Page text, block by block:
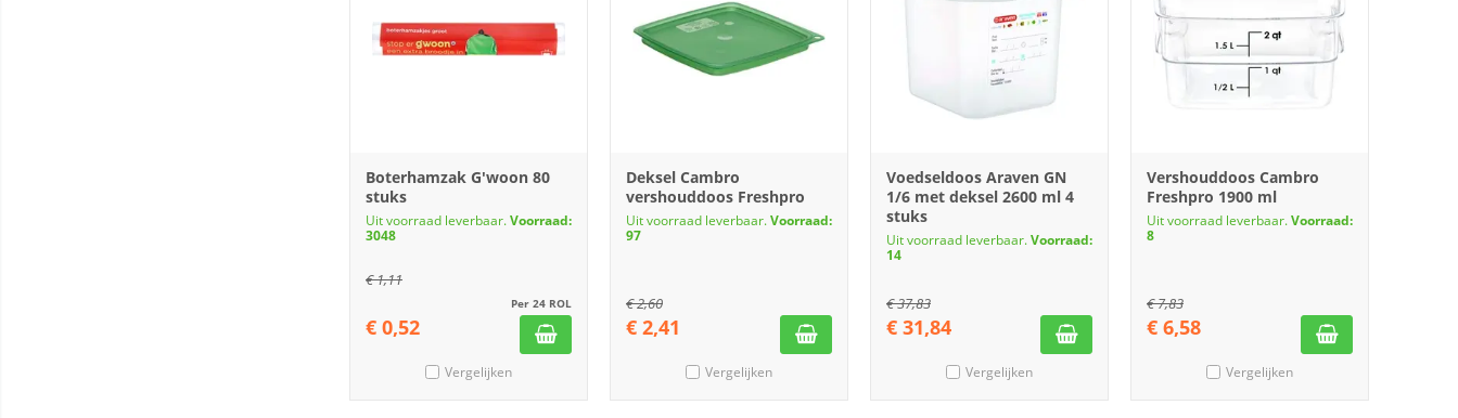
Boterhamzak G'woon 80
stuks
Uit voorraad leverbaar.Voorraad:
3048
€1,11
Per 24 ROL
€ 0,52
Vergelijken
Deksel Cambro
vershouddoos Freshpro
Uit voorraad leverbaar.Voorraad:
97
€2,60
€ 2,41
Vergelijken
Voedseldoos Araven GN
1/6 met deksel 2600 ml 4
stuks
Uit voorraad leverbaar.Voorraad:
14
€37,83
€ 31,84
Vergelijken
Vershouddoos Cambro
Freshpro 1900 ml
Uit voorraad leverbaar.Voorraad:
8
€7,83
€ 6,58
Vergelijken